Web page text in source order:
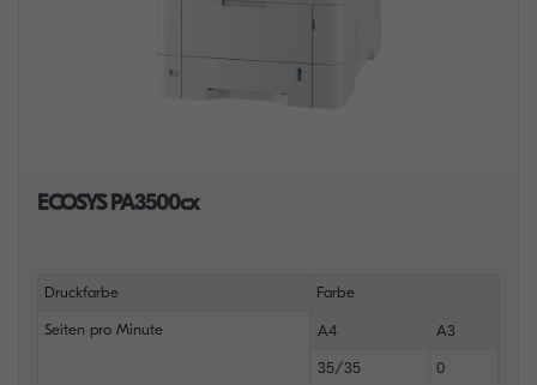
ECOSYS PA3500cx
Druckfarbe Farbe
Seiten pro Minute A4 A3
35/35 0